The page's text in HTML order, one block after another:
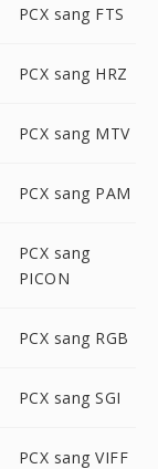
PCX sang FTS
PCX sang HRZ
PCX sang MTV
PCX sang PAM
PCX sang
PICON
PCX sang RGB
PCX sang SGI
PCX sang VIFF